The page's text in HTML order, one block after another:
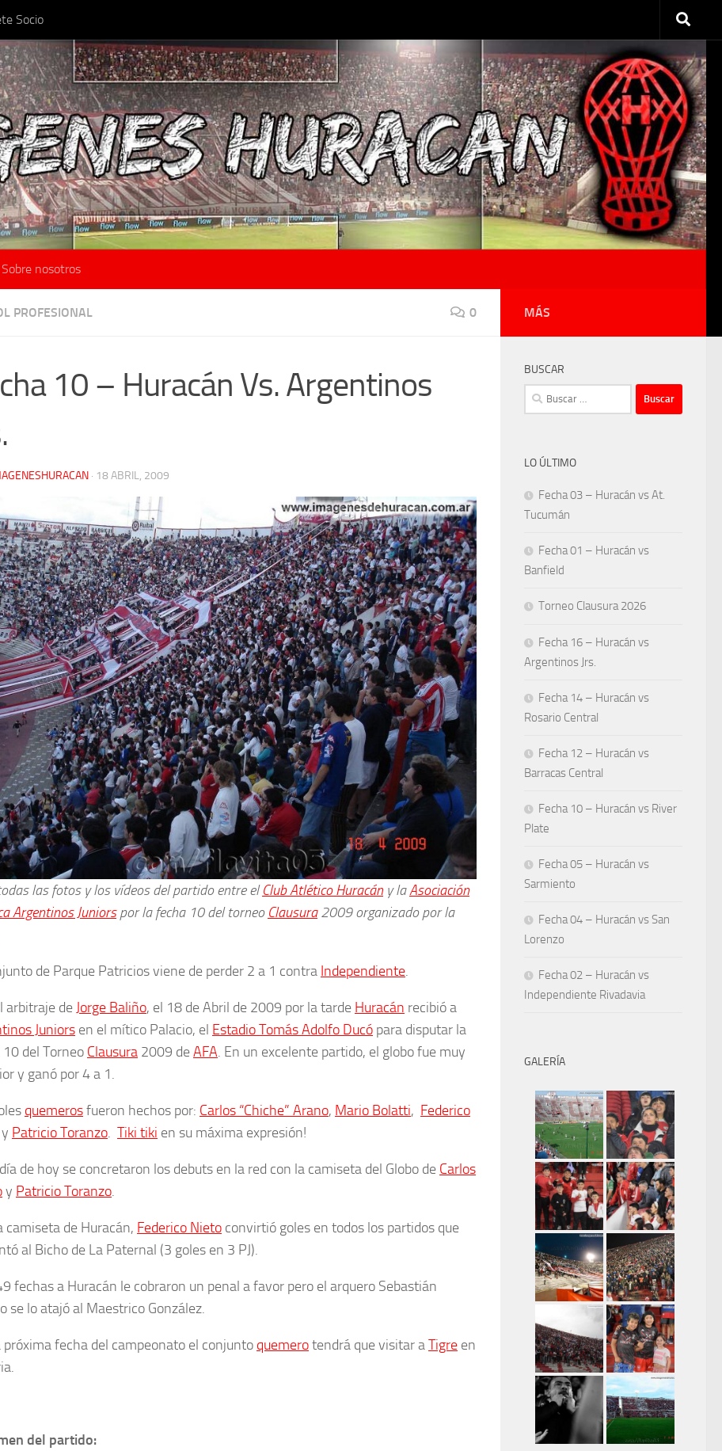
Socio
Sobre nosotros
PROFESIONAL 0
10 – Huracán Vs. Argentinos
· 18 ABRIL, 2009
las fotos y los vídeos del partido entre elClub Atlético Huracány laAsociación
Argentinos Juniorspor la fecha 10del torneo Clausura2009 organizado por la
de Parque Patricios viene de perder 2 a 1 contra Independiente.
arbitraje de Jorge Baliño, el 18 de Abril de 2009 por la tarde Huracán recibió a
Juniors en el mítico Palacio, el Estadio Tomás Adolfo Ducó para disputar la
del Torneo Clausura 2009 deAFA. En un excelente partido, el globo fue muy
y ganó por 4 a 1.
quemerosfueron hechos por: Carlos “Chiche” Arano, Mario Bolatti, Federico
y Patricio Toranzo. Tiki tiki en su máxima expresión!
de hoy se concretaron los debuts en la red con la camiseta del Globo de Carlos
y Patricio Toranzo.
camiseta de Huracán, Federico Nieto convirtió goles en todos los partidos que
al Bicho de La Paternal (3 goles en 3 PJ).
fechas a Huracán le cobraron un penal a favor pero el arquero Sebastián
se lo atajó al Maestrico González.
próxima fecha del campeonato el conjunto quemerotendrá que visitar aTigre en
del partido:
MÁS
BUSCAR
Buscar:
LO ÚLTIMO
Fecha 03 – Huracán vs At.
Tucumán
Fecha 01 – Huracán vs
Banfield
Torneo Clausura 2026
Fecha 16 – Huracán vs
Argentinos Jrs.
Fecha 14 – Huracán vs
Rosario Central
Fecha 12 – Huracán vs
Barracas Central
Fecha 10 – Huracán vs River
Plate
Fecha 05 – Huracán vs
Sarmiento
Fecha 04 – Huracán vs San
Lorenzo
Fecha 02 – Huracán vs
Independiente Rivadavia
GALERÍA